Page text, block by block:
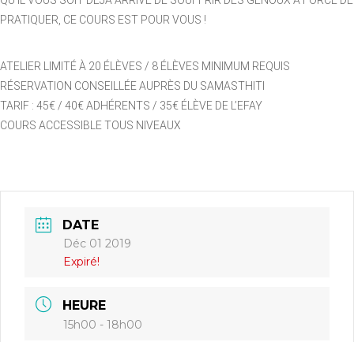
PRATIQUER, CE COURS EST POUR VOUS !
ATELIER LIMITÉ À 20 ÉLÈVES / 8 ÉLÈVES MINIMUM REQUIS
RÉSERVATION CONSEILLÉE AUPRÈS DU SAMASTHITI
TARIF : 45€ / 40€ ADHÉRENTS / 35€ ÉLÈVE DE L’EFAY
COURS ACCESSIBLE TOUS NIVEAUX
DATE
Déc 01 2019
Expiré!
HEURE
15h00 - 18h00